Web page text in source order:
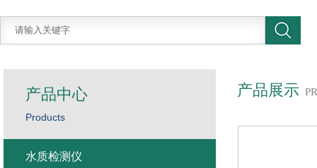
产品展示
产品中心
Products
水质检测仪